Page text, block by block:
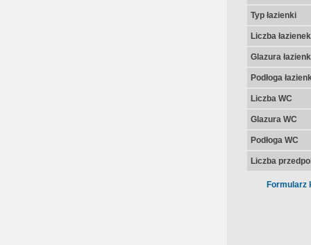
Typ łazienki
Liczba łazienek
Glazura
Podłoga
Liczba WC
Glazura WC
Podłoga WC
Liczba
Formularz